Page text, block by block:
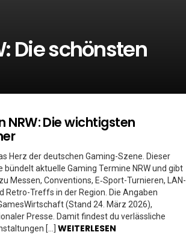
Die schönsten
NRW: Die wichtigsten
Herz der deutschen Gaming-Szene. Dieser
bündelt aktuelle Gaming Termine NRW und gibt
Messen, Conventions, E‑Sport-Turnieren, LAN-
Retro-Treffs in der Region. Die Angaben
(Stand 24. März 2026),
Presse. Damit findest du verlässliche
[…] WEITERLESEN